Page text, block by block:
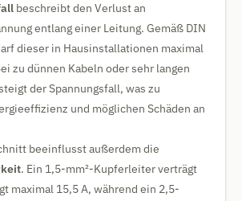
beschreibt den Verlust an
entlang einer Leitung. Gemäß DIN
dieser in Hausinstallationen maximal
zu dünnen Kabeln oder sehr langen
der Spannungsfall, was zu
und möglichen Schäden an
beeinflusst außerdem die
. Ein 1,5-mm²-Kupferleiter verträgt
maximal 15,5 A, während ein 2,5-